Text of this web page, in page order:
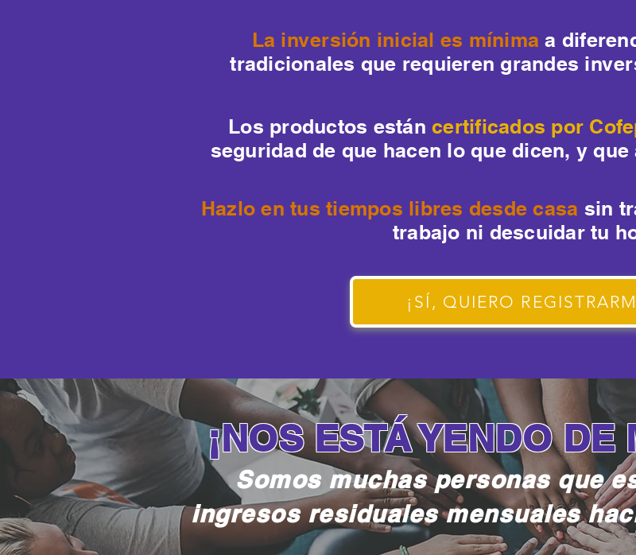
La inversión inicial es mínima a
tradicionales que requieren grandes
Los productos están certificados por
seguridad de que hacen lo que dicen, y
Hazlo en tus tiempos libres desde casa sin
trabajo ni descuidar tu
¡SÍ, QUIERO
¡NOS ESTÁ YENDO
Somos muchas personas que
ingresos residuales mensuales